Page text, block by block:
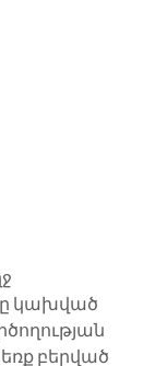
կախված
բերված